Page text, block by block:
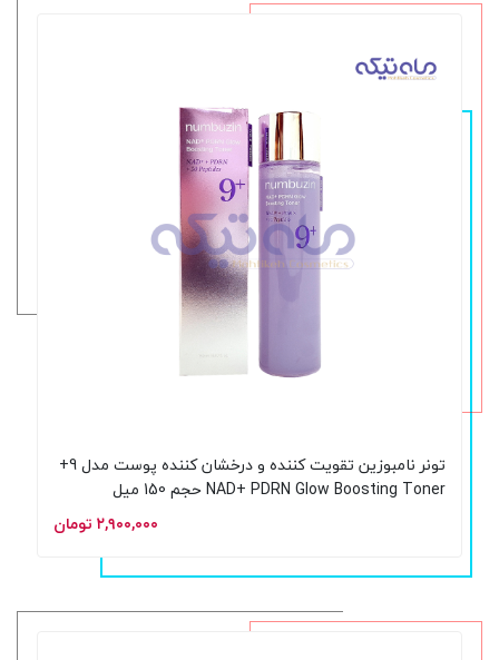
تونر نامبوزین تقویت‌ کننده و درخشان‌ کننده پوست مدل 9+
NAD+ PDRN Glow Boosting Toner حجم 150 میل
۲,۹۰۰,۰۰۰ تومان